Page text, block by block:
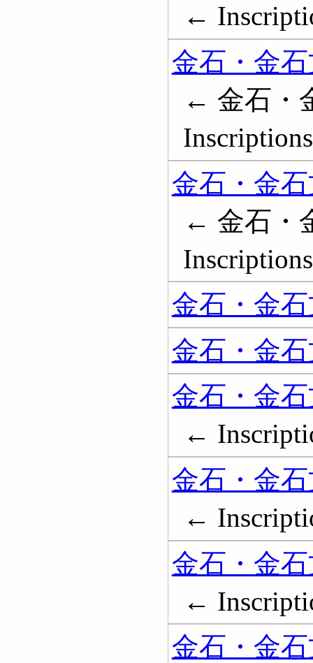
←
金石・金
← 金石・
金石・金
← 金石・
金石・金
金石・金
金石・金
←
金石・金
←
金石・金
←
金石・金